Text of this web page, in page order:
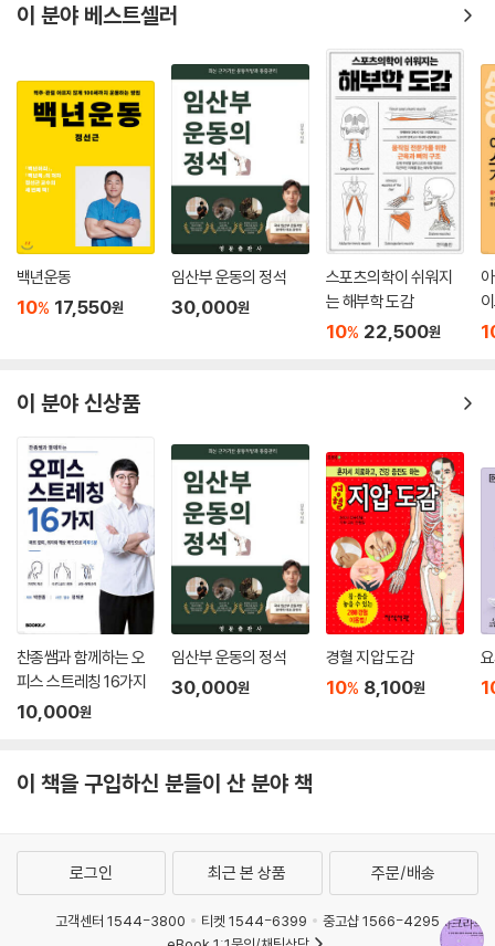
이 분야 베스트셀러
백년운동
10% 17,550원
임산부 운동의 정석
30,000원
스포츠의학이 쉬워지
는 해부학 도감
10% 22,500원
이 분야 신상품
찬종쌤과 함께하는 오
피스 스트레칭 16가지
10,000원
임산부 운동의 정석
30,000원
경혈 지압 도감
10% 8,100원
이 책을 구입하신 분들이 산 분야 책
로그인 최근 본 상품 주문/배송
고객센터 1544-3800 티켓 1544-6399
중고샵 1566-4295